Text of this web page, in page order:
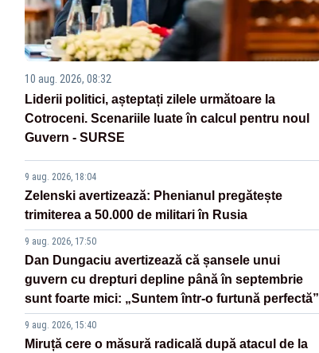
10 aug. 2026, 08:32
Liderii politici, așteptați zilele următoare la
Cotroceni. Scenariile luate în calcul pentru noul
Guvern - SURSE
9 aug. 2026, 18:04
Zelenski avertizează: Phenianul pregătește
trimiterea a 50.000 de militari în Rusia
9 aug. 2026, 17:50
Dan Dungaciu avertizează că șansele unui
guvern cu drepturi depline până în septembrie
sunt foarte mici: „Suntem într-o furtună perfectă”
9 aug. 2026, 15:40
Miruță cere o măsură radicală după atacul de la